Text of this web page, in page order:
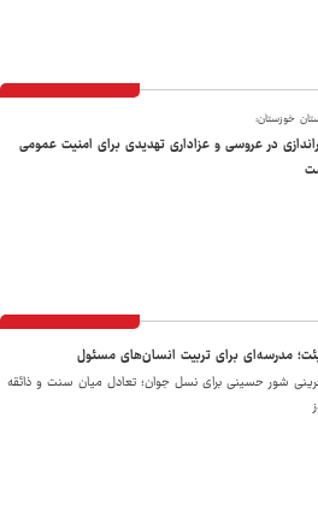
خوزستان:
در عروسی و عزاداری تهدیدی برای امنیت عمومی
مدرسه‌ای برای تربیت انسان‌های مسئول
شور حسینی برای نسل جوان؛ تعادل میان سنت و ذائقه